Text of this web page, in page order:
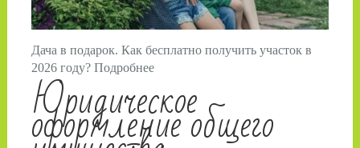
Дача в подарок. Как бесплатно получить участок в
2026 году? Подробнее
Юридическое
оформление общего